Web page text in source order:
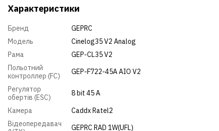
Характеристики
Бренд
GEPRC
Модель
Cinelog35 V2 Analog
Рама
GEP-CL35 V2
Польотний
контроллер (FC)
GEP-F722-45A AIO V2
Регулятор
обертів (ESC)
8 bit 45 A
Камера
Caddx Ratel2
Відеопередавач
GEPRC RAD 1W(UFL)